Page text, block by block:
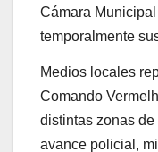
Cámara
temporalmente
Medios locales
Comando
distintas zonas de
avance policial,